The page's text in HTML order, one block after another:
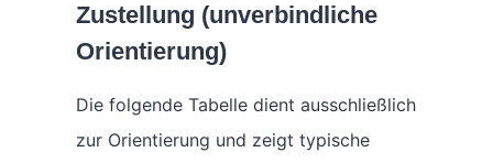
Zustellung (unverbindliche
Orientierung)
Die folgende Tabelle dient ausschließlich
zur Orientierung und zeigt typische